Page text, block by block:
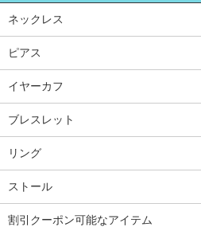
ネックレス
ピアス
イヤーカフ
ブレスレット
リング
ストール
割引クーポン可能なアイテム